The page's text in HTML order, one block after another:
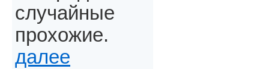
случайные
прохожие.
далее